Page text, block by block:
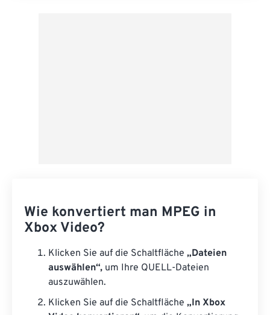
Wie konvertiert man MPEG in
Xbox Video?
Klicken Sie auf die Schaltfläche „Dateien
auswählen“, um Ihre QUELL-Dateien
auszuwählen.
Klicken Sie auf die Schaltfläche „In Xbox